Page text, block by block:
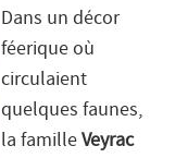
Dans un décor
féerique où
circulaient
quelques faunes,
la famille Veyrac